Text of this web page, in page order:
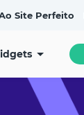
Site Perfeito